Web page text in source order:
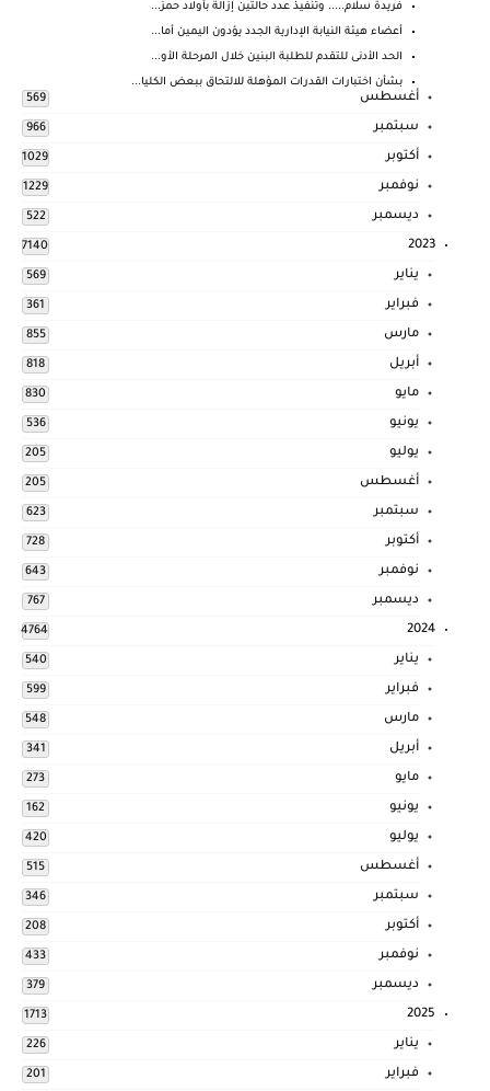
فريدة سلام..... وتنفيذ عدد حالتين إزالة بأولاد حمز...
أعضاء هيئة النيابة الإدارية الجدد يؤدون اليمين أما...
الحد الأدنى للتقدم للطلبة البنين خلال المرحلة الأو...
بشأن اختبارات القدرات المؤهلة للالتحاق ببعض الكليا...
أغسطس 569
سبتمبر 966
أكتوبر 1029
نوفمبر 1229
ديسمبر 522
2023
7140
يناير 569
فبراير 361
مارس 855
أبريل 818
مايو 830
يونيو 536
يوليو 205
أغسطس 205
سبتمبر 623
أكتوبر 728
نوفمبر 643
ديسمبر 767
2024
4764
يناير 540
فبراير 599
مارس 548
أبريل 341
مايو 273
يونيو 162
يوليو 420
أغسطس 515
سبتمبر 346
أكتوبر 208
نوفمبر 433
ديسمبر 379
2025
1713
يناير 226
فبراير 201